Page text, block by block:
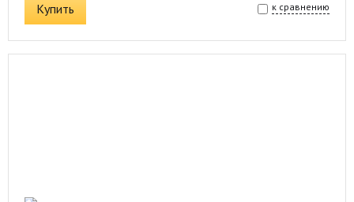
Купить к сравнению